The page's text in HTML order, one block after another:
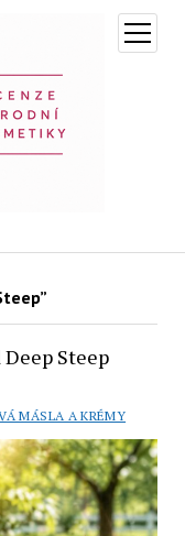
otevřít
menu
Steep
MÁSLA A KRÉMY